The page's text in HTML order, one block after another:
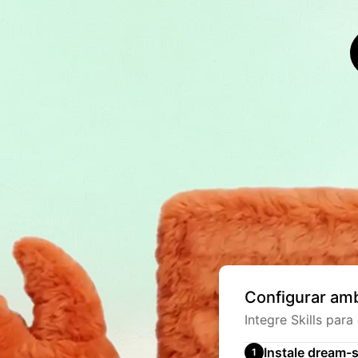
Configurar
Integre Skills
1
Instale dream-